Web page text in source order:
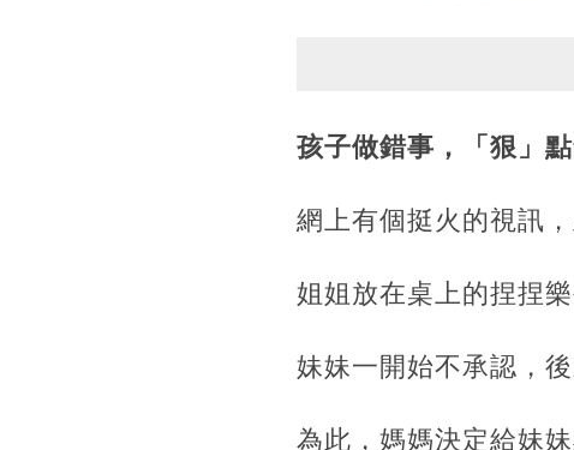
孩子做錯事，「狠」
網上有個挺火的視訊
姐姐放在桌上的捏捏
妹妹一開始不承認，
為此，媽媽決定給妹妹